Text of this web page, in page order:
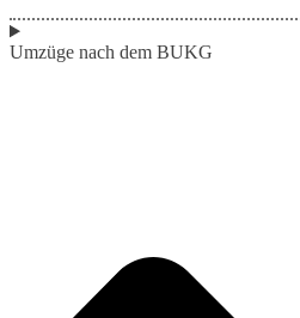
Umzüge nach dem BUKG